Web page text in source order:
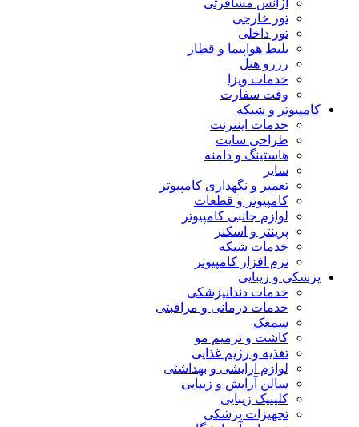
آژانس مسافرتی
تور خارجی
تور داخلی
بلیط هواپیما و قطار
رزرو هتل
خدمات ویزا
وقت سفارت
کامپیوتر و شبکه
خدمات اینترنت
طراحی سایت
هاستینگ و دامنه
سایر
تعمیر و نگهداری کامپیوتر
کامپیوتر و قطعات
لوازم جانبی کامپیوتر
پرینتر و اسکنر
خدمات شبکه
نرم افزار کامپیوتر
پزشکی و زیبایی
خدمات دندانپزشکی
خدمات درمانی و مراقبتی
سمعک
کاشت و ترمیم مو
تغذیه و رژیم غذایی
لوازم آرایشی و بهداشتی
سالن آرایش و زیبایی
کلینیک زیبایی
تجهیزات پزشکی